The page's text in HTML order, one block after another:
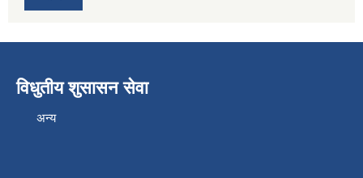
विधुतीय शुसासन सेवा
अन्य